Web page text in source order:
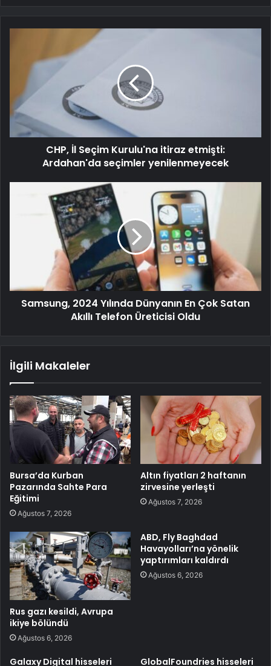
CHP, İl Seçim Kurulu'na itiraz etmişti:
Ardahan'da seçimler yenilenmeyecek
Samsung, 2024 Yılında Dünyanın En Çok Satan
Akıllı Telefon Üreticisi Oldu
İlgili Makaleler
Bursa’da Kurban
Pazarında Sahte Para
Eğitimi
Ağustos 7, 2026
Altın fiyatları 2 haftanın
zirvesine yerleşti
Ağustos 7, 2026
Rus gazı kesildi, Avrupa
ikiye bölündü
Ağustos 6, 2026
ABD, Fly Baghdad
Havayolları’na yönelik
yaptırımları kaldırdı
Ağustos 6, 2026
Galaxy Digital hisseleri GlobalFoundries hisseleri